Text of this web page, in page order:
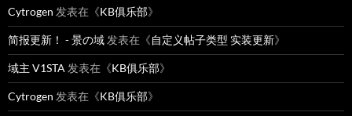
Cytrogen 发表在《KB俱乐部》
简报更新！ - 景の域 发表在《自定义帖子类型 实装更新》
域主 V1STA 发表在《KB俱乐部》
Cytrogen 发表在《KB俱乐部》